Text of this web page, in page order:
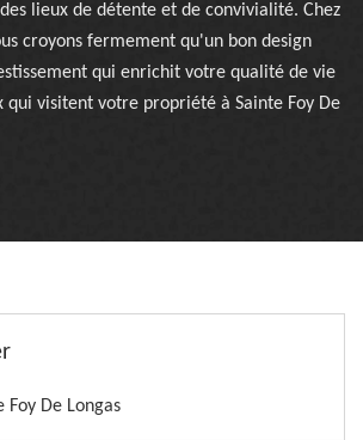
lieux de détente et de convivialité. Chez
croyons fermement qu'un bon design
qui enrichit votre qualité de vie
qui visitent votre propriété à Sainte Foy De
Foy De Longas